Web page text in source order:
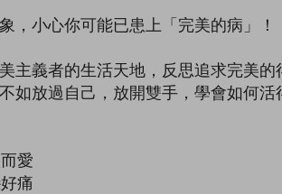
，小心你可能已患上「完美的病」！
主義者的生活天地，反思追求完美
如放過自己，放開雙手，學會如何活
愛
痛